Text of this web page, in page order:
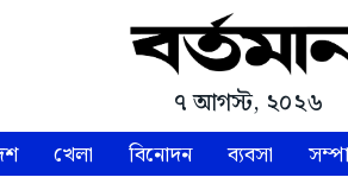
৭ আগস্ট, ২০২৬
খেলা বিনোদন ব্যবসা